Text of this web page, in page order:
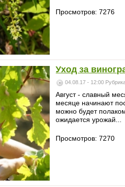
Просмотров: 7276
Уход за
04.08.17 - 12:00
Август - славный
месяце начинают
можно будет
ожидается урожай...
Просмотров: 7270